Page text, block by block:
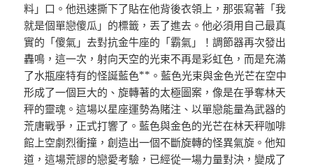
料」口。他迅速撕下了貼在他背後衣領上，那張寫著「我
就是個單戀傻瓜」的標籤，丟了進去。他必須用自己最真
實的「傻氣」去對抗金牛座的「霸氣」！調節器再次發出
轟鳴，這一次，射向天空的光束不再是彩虹色，而是充滿
了水瓶座特有的怪誕藍色**。藍色光束與金色光芒在空中
形成了一個巨大的、旋轉著的太極圖案，像是在爭奪林天
秤的靈魂。這場以星座運勢為賭注、以單戀能量為武器的
荒唐戰爭，正式打響了。藍色與金色的光芒在林天秤咖啡
館上空劇烈衝撞，創造出一個不斷旋轉的怪異氣旋。他知
道，這場荒謬的戀愛考驗，已經從一場力量對決，變成了